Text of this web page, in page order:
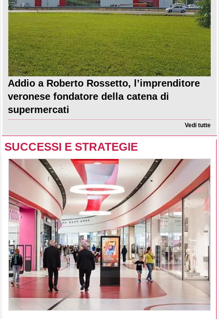
Addio a Roberto Rossetto, l’imprenditore
veronese fondatore della catena di
supermercati
Vedi tutte
SUCCESSI E STRATEGIE